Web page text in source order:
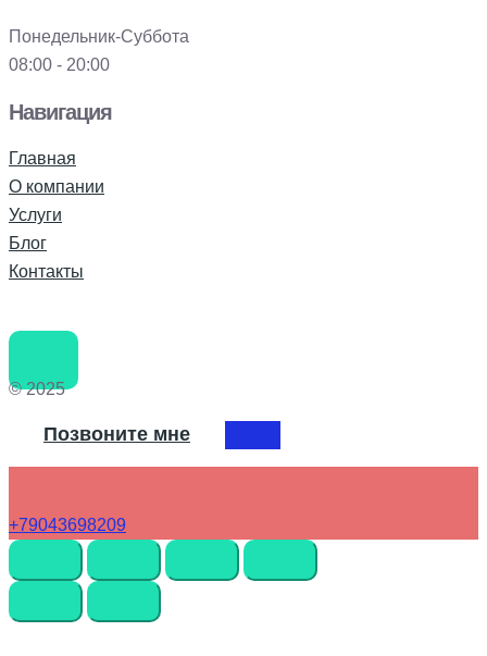
Понедельник-Суббота
08:00 - 20:00
Навигация
Главная
О компании
Услуги
Блог
Контакты
© 2025
Позвоните мне
+79043698209